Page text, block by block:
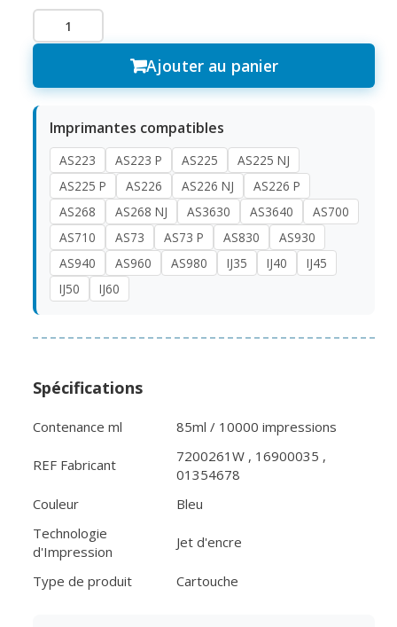
Ajouter au panier
Imprimantes compatibles
AS223 AS223 P AS225
AS225 NJ
AS225 P
AS226 AS226 NJ
AS226 P
AS268
AS268 NJ AS3630 AS3640
AS700
AS710
AS73 AS73 P AS830
AS930
AS940
AS960 AS980 IJ35 IJ40
IJ45
IJ50
IJ60
Spécifications
Contenance ml 85ml / 10000 impressions
REF Fabricant
7200261W , 16900035 ,
01354678
Couleur
Bleu
Technologie
d'Impression
Jet d'encre
Type de produit Cartouche